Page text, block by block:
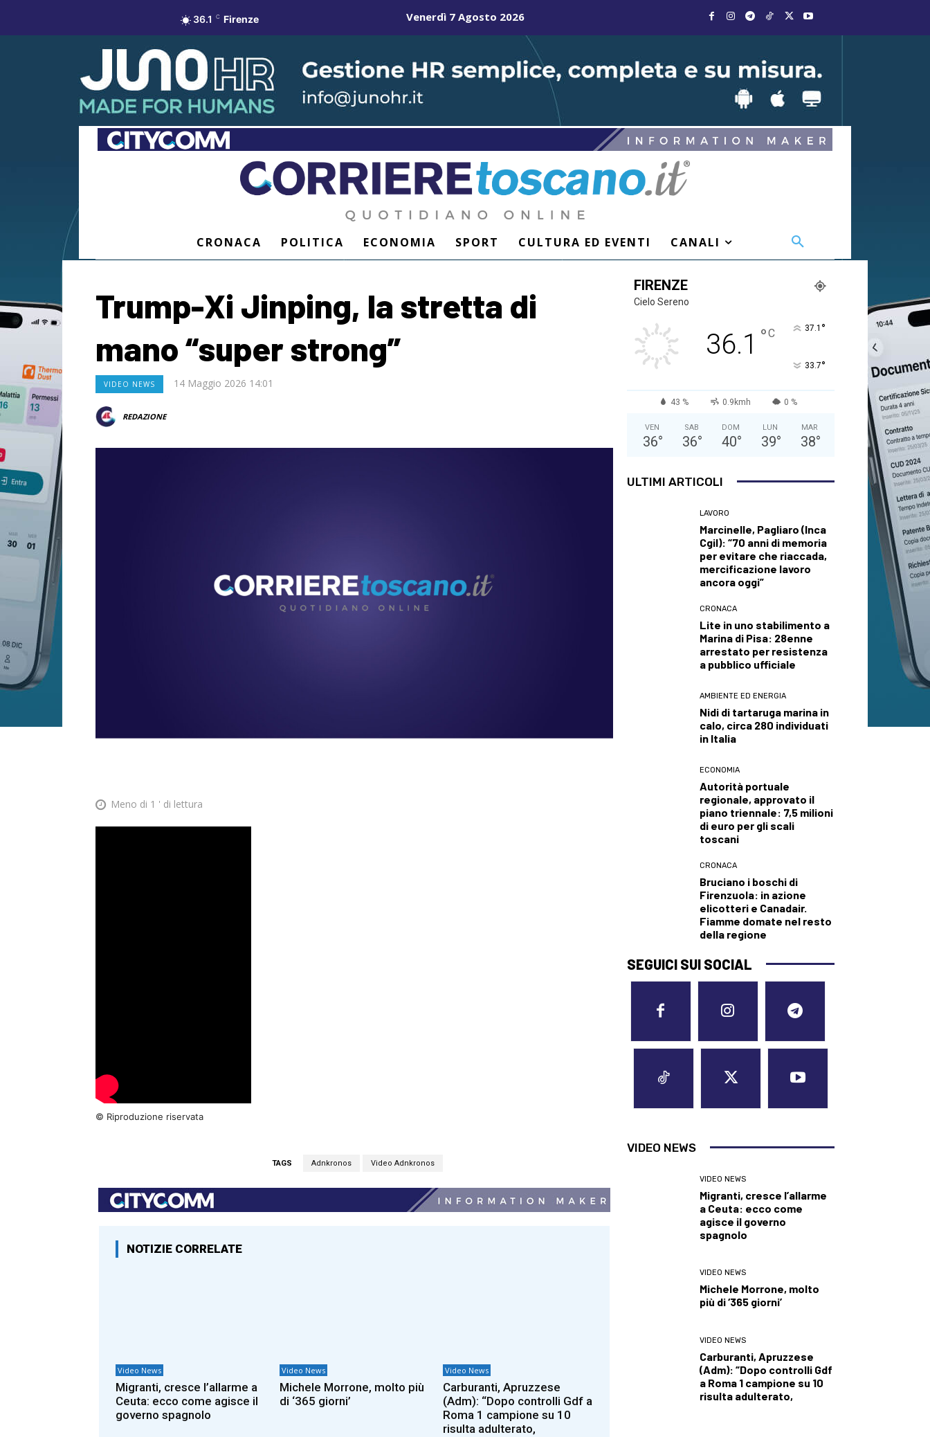
36.1 C Firenze Venerdì 7 Agosto 2026
CRONACA POLITICA ECONOMIA SPORT CULTURA ED EVENTI CANALI
Trump-Xi Jinping, la stretta di
mano “super strong”
VIDEO NEWS 14 Maggio 2026 14:01
REDAZIONE
Meno di 1 ' di lettura
© Riproduzione riservata
TAGS Adnkronos Video Adnkronos
NOTIZIE CORRELATE
Video News
Migranti, cresce l’allarme a
Ceuta: ecco come agisce il
governo spagnolo
Video News
Michele Morrone, molto più
di ‘365 giorni’
Video News
Carburanti, Apruzzese
(Adm): “Dopo controlli Gdf a
Roma 1 campione su 10
risulta adulterato,
FIRENZE
Cielo Sereno
36.1 °C 37.1 °
33.7°
43 % 0.9kmh 0 %
VEN
36°
SAB
36°
DOM
40°
LUN
39°
MAR
38°
ULTIMI ARTICOLI
LAVORO
Marcinelle, Pagliaro (Inca
Cgil): “70 anni di memoria
per evitare che riaccada,
mercificazione lavoro
ancora oggi”
CRONACA
Lite in uno stabilimento a
Marina di Pisa: 28enne
arrestato per resistenza
a pubblico ufficiale
AMBIENTE ED ENERGIA
Nidi di tartaruga marina in
calo, circa 280 individuati
in Italia
ECONOMIA
Autorità portuale
regionale, approvato il
piano triennale: 7,5 milioni
di euro per gli scali
toscani
CRONACA
Bruciano i boschi di
Firenzuola: in azione
elicotteri e Canadair.
Fiamme domate nel resto
della regione
SEGUICI SUI SOCIAL
VIDEO NEWS
VIDEO NEWS
Migranti, cresce l’allarme
a Ceuta: ecco come
agisce il governo
spagnolo
VIDEO NEWS
Michele Morrone, molto
più di ‘365 giorni’
VIDEO NEWS
Carburanti, Apruzzese
(Adm): “Dopo controlli Gdf
a Roma 1 campione su 10
risulta adulterato,